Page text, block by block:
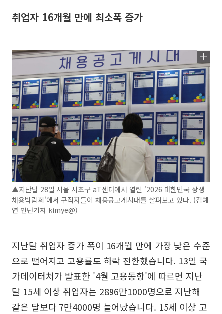
취업자 16개월 만에 최소폭 증가
▲지난달 28일 서울 서초구 aT센터에서 열린 '2026 대한민국 상생
채용박람회'에서 구직자들이 채용공고게시대를 살펴보고 있다. (김예
연 인턴기자 kimye@)
지난달 취업자 증가 폭이 16개월 만에 가장 낮은 수준
으로 떨어지고 고용률도 하락 전환했습니다. 13일 국
가데이터처가 발표한 '4월 고용동향'에 따르면 지난
달 15세 이상 취업자는 2896만1000명으로 지난해
같은 달보다 7만4000명 늘어났습니다. 15세 이상 고